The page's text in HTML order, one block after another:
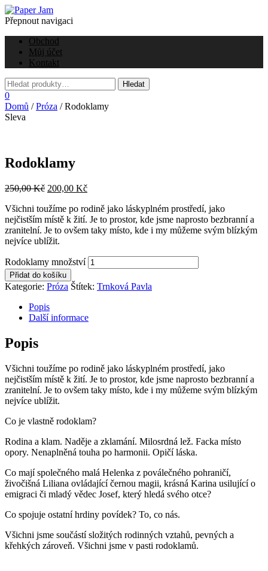
Přepnout navigaci
Obchod
Můj účet
Kontakt
0
Domů /Próza / Rodoklamy
Sleva
Rodoklamy
250,00Kč 200,00 Kč
Všichni toužíme po rodině jako láskyplném prostředí, jako
nejčistším místě k žití. Je to prostor, kde jsme naprosto bezbranní a
zranitelní. Je to ovšem taky místo, kde i my můžeme svým blízkým
nejvíce ublížit.
Rodoklamy množství
Přidat do košíku
Kategorie: Próza Štítek: Trnková Pavla
Popis
Další informace
Popis
Všichni toužíme po rodině jako láskyplném prostředí, jako
nejčistším místě k žití. Je to prostor, kde jsme naprosto bezbranní a
zranitelní. Je to ovšem taky místo, kde i my můžeme svým blízkým
nejvíce ublížit.
Co je vlastně rodoklam?
Rodina a klam. Naděje a zklamání. Milosrdná lež. Facka místo
opory. Nenaplněná touha po harmonii. Opičí láska.
Co mají společného malá Helenka z poválečného pohraničí,
živočišná Liliana ovládající černou magii, krásná Karina usilující o
emigraci či mladý vědec Josef, který hledá svého otce?
Co spojuje ostatní hrdiny povídek? To, co nás.
Všichni jsme součástí složitých rodinných vztahů, pevných a
křehkých zároveň. Všichni jsme v pasti rodoklamů.